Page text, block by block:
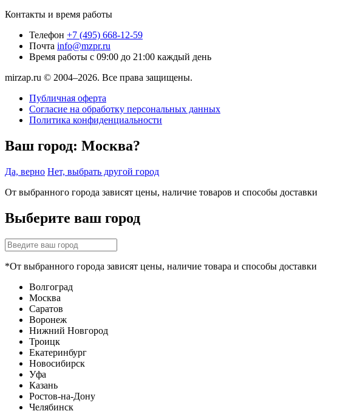
Контакты и время работы
Телефон +7 (495) 668-12-59
Почта info@mzpr.ru
Время работы с 09:00 до 21:00 каждый день
mirzap.ru © 2004–2026. Все права защищены.
Публичная оферта
Согласие на обработку персональных данных
Политика конфиденциальности
Ваш город: Москва?
Да, верно Нет, выбрать другой город
От выбранного города зависят цены, наличие товаров и способы доставки
Выберите ваш город
*От выбранного города зависят цены, наличие товара и способы доставки
Волгоград
Москва
Саратов
Воронеж
Нижний Новгород
Троицк
Екатеринбург
Новосибирск
Уфа
Казань
Ростов-на-Дону
Челябинск